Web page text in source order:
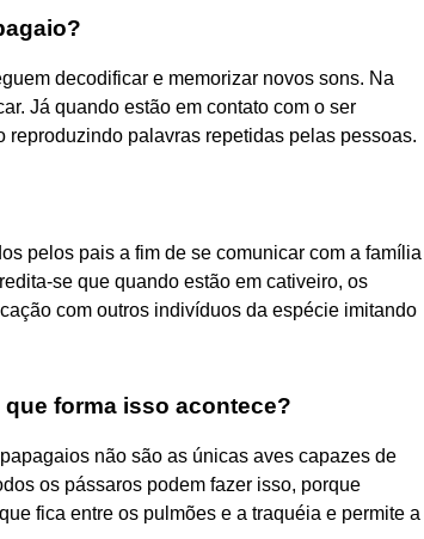
decodificar e memorizar novos sons. Na
Já quando estão em contato com o ser
reproduzindo palavras repetidas pelas pessoas.
pelos pais a fim de se comunicar com a família
se que quando estão em cativeiro, os
com outros indivíduos da espécie imitando
forma isso acontece?
não são as únicas aves capazes de
os pássaros podem fazer isso, porque
fica entre os pulmões e a traquéia e permite a